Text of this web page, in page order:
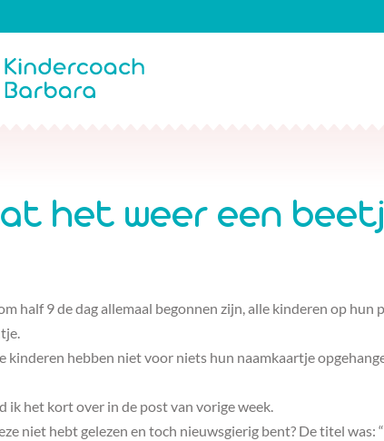
het weer een
half 9 de dag allemaal begonnen zijn, alle kinderen op hun
kinderen hebben niet voor niets hun naamkaartje
ik het kort over in de post van vorige week.
niet hebt gelezen en toch nieuwsgierig bent? De titel was: